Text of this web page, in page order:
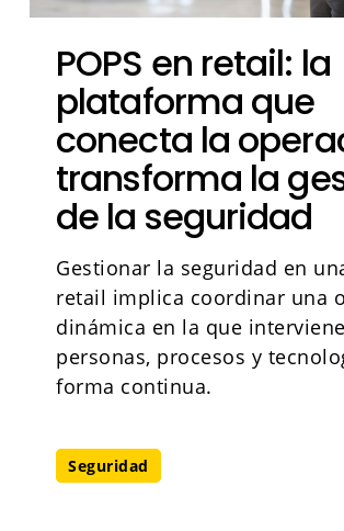
POPS en retail: la
plataforma que
conecta la
transforma la
de la seguridad
Gestionar la seguridad en
retail implica coordinar una
dinámica en la que
personas, procesos y
forma continua.
Seguridad